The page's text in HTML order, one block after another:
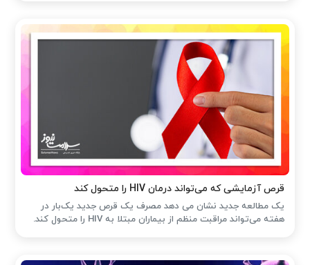
قرص آزمایشی که می‌تواند درمان HIV را متحول کند
یک مطالعه جدید نشان می دهد مصرف یک قرص جدید یک‌بار در
هفته می‌تواند مراقبت منظم از بیماران مبتلا به HIV را متحول کند.